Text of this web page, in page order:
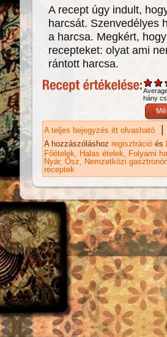
A recept úgy indult,
harcsát. Szenvedélyes
a harcsa. Megkért,
recepteket: olyat ami
rántott harcsa.
hány
A teljes bejegyzés itt olvasható |
A hozzászóláshoz regisztráció és
Főételek
Halas ételek
Folyami
Nyár Ősz
Nemzetközi
receptek